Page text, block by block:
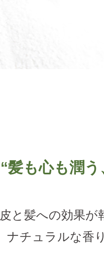
“髪も心も潤う
と髪への効果が
ナチュラルな香